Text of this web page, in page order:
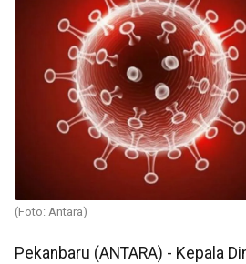
(Foto: Antara)
Pekanbaru (ANTARA) - Kepala